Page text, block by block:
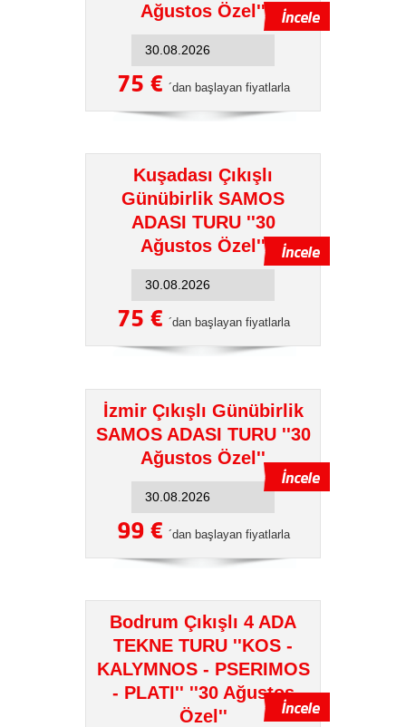
Ağustos Özel''
75 € ´dan başlayan fiyatlarla
Kuşadası Çıkışlı
Günübirlik SAMOS
ADASI TURU ''30
Ağustos Özel''
75 € ´dan başlayan fiyatlarla
İzmir Çıkışlı Günübirlik
SAMOS ADASI TURU ''30
Ağustos Özel''
99 € ´dan başlayan fiyatlarla
Bodrum Çıkışlı 4 ADA
TEKNE TURU ''KOS -
KALYMNOS - PSERIMOS
- PLATI'' ''30 Ağustos
Özel''